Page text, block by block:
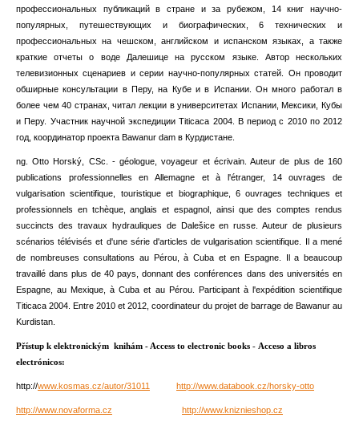
профессиональных публикаций в стране и за рубежом, 14 книг научно-
популярных, путешествующих и биографических, 6 технических и
профессиональных на чешском, английском и испанском языках, а также
краткие отчеты о воде Далешице на русском языке.
Автор нескольких
телевизионных сценариев и серии научно-популярных статей.
Он проводит
обширные консультации в Перу, на Кубе и в Испании.
Он много работал в
более чем 40 странах, читал лекции в университетах Испании, Мексики, Кубы
и Перу. Участник научной экспедиции Titicaca 2004. В период с 2010 по 2012
год, координатор проекта Bawanur dam в Курдистане.
ng. Otto Horský, CSc. - géologue, voyageur et écrivain. Auteur de plus de 160
publications professionnelles en Allemagne et à l'étranger, 14 ouvrages de
vulgarisation scientifique, touristique et biographique, 6 ouvrages techniques et
professionnels en tchèque, anglais et espagnol, ainsi que des comptes rendus
succincts des travaux hydrauliques de Dalešice en russe.
Auteur de plusieurs
scénarios télévisés et d'une série d'articles de vulgarisation scientifique.
Il a mené
de nombreuses consultations au Pérou, à Cuba et en Espagne.
Il a beaucoup
travaillé dans plus de 40 pays, donnant des conférences dans des universités en
Espagne, au Mexique, à Cuba et au Pérou.
Participant à l'expédition scientifique
Titicaca 2004. Entre 2010 et 2012, coordinateur du projet de barrage de Bawanur au
Kurdistan.
Přístup k elektronickým knihám - Access to electronic books - Acceso a libros
electrónicos:
http://www.kosmas.cz/autor/31011 http://www.databook.cz/horsky-otto
http://www.novaforma.cz http://www.kniznieshop.cz